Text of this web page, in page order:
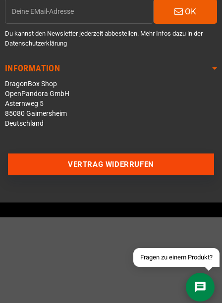
OK
Du kannst den Newsletter jederzeit abbestellen. Mehr Infos dazu in der
Datenschutzerklärung
INFORMATION
DragonBox Shop
OpenPandora GmbH
Asternweg 5
85080 Gaimersheim
Deutschland
Fragen zu einem Produkt?
Über WhatsApp schreiben
Schick uns eine eMail
VERTRAG WIDERRUFEN